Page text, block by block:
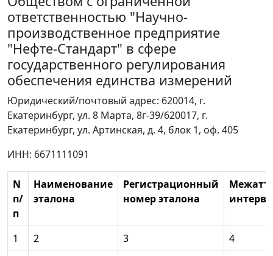
ответственностью "Научно-
производственное предприятие
"Нефте-Стандарт" в сфере
государственного регулирования
обеспечения единства измерений
Юридический/почтовый адрес: 620014, г.
Екатеринбург, ул. 8 Марта, 8г-39/620017, г.
Екатеринбург, ул. Артинская, д. 4, блок 1, оф. 405
ИНН: 6671111091
N
п/
п
Наименование
эталона
Регистрационный
номер эталона
1 2 3
4